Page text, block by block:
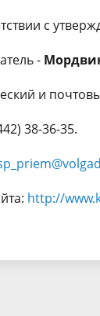
с
-
и
38-36-35.
http://